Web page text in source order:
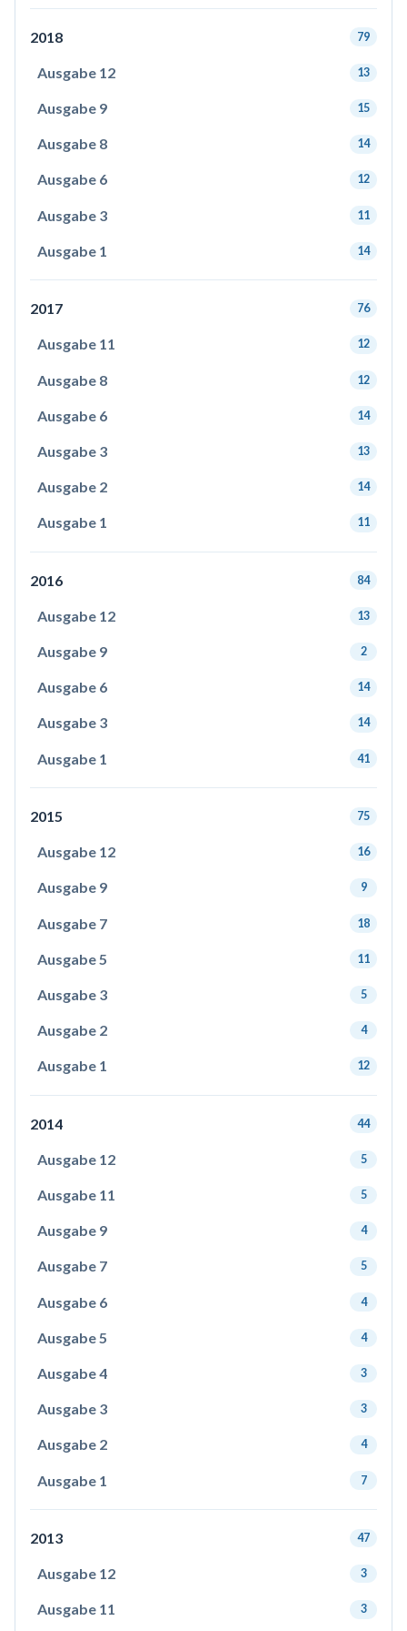
2018 79
Ausgabe 12 13
Ausgabe 9 15
Ausgabe 8 14
Ausgabe 6 12
Ausgabe 3 11
Ausgabe 1 14
2017 76
Ausgabe 11 12
Ausgabe 8 12
Ausgabe 6 14
Ausgabe 3 13
Ausgabe 2 14
Ausgabe 1 11
2016 84
Ausgabe 12 13
Ausgabe 9 2
Ausgabe 6 14
Ausgabe 3 14
Ausgabe 1 41
2015 75
Ausgabe 12 16
Ausgabe 9 9
Ausgabe 7 18
Ausgabe 5 11
Ausgabe 3 5
Ausgabe 2 4
Ausgabe 1 12
2014 44
Ausgabe 12 5
Ausgabe 11 5
Ausgabe 9 4
Ausgabe 7 5
Ausgabe 6 4
Ausgabe 5 4
Ausgabe 4 3
Ausgabe 3 3
Ausgabe 2 4
Ausgabe 1 7
2013 47
Ausgabe 12 3
Ausgabe 11 3